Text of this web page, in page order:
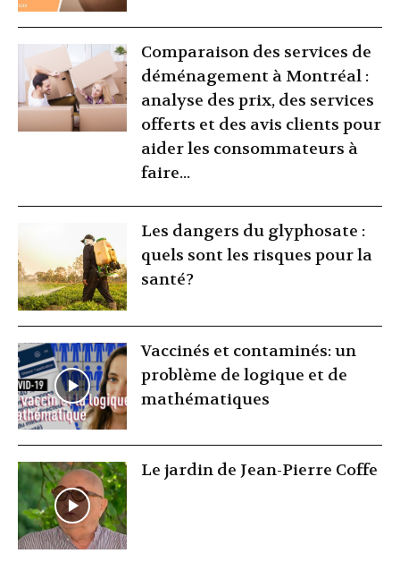
Comparaison des services de
déménagement à Montréal :
analyse des prix, des services
offerts et des avis clients pour
aider les consommateurs à
faire...
Les dangers du glyphosate :
quels sont les risques pour la
santé?
Vaccinés et contaminés: un
problème de logique et de
mathématiques
Le jardin de Jean-Pierre Coffe